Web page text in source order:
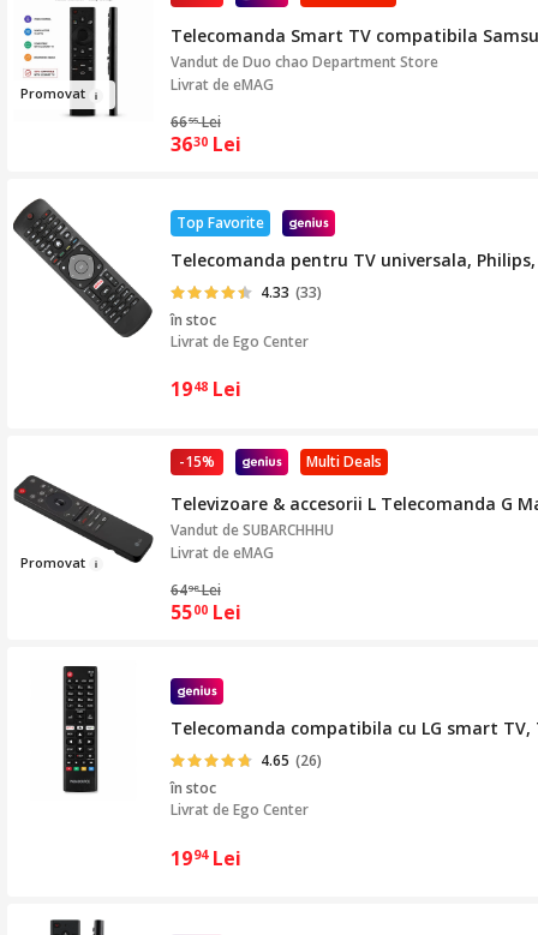
Promovat
Telecomanda Smart TV compatibila
Vandut deDuo chao Department Store
Livrat de eMAG
6655 Lei
3630 Lei
Top Favorite
Telecomanda pentru TV universala,
4.33 (33)
în stoc
Livrat deEgo Center
1948 Lei
Promovat
Multi Deals
-15%
Televizoare & accesorii L Telecomanda G
Vandut deSUBARCHHHU
Livrat de eMAG
6498 Lei
5500 Lei
Telecomanda compatibila cu LG smart TV,
4.65 (26)
în stoc
Livrat deEgo Center
1994 Lei